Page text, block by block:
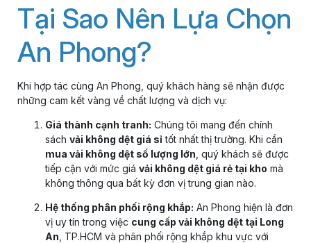
Tại Sao Nên Lựa Chọn
An Phong?
Khi hợp tác cùng An Phong, quý khách hàng sẽ nhận được
những cam kết vàng về chất lượng và dịch vụ:
Giá thành cạnh tranh: Chúng tôi mang đến chính
sách vải không dệt giá sỉ tốt nhất thị trường. Khi cần
mua vải không dệt số lượng lớn , quý khách sẽ được
tiếp cận với mức giá vải không dệt giá rẻ tại kho mà
không thông qua bất kỳ đơn vị trung gian nào.
Hệ thống phân phối rộng khắp: An Phong hiện là đơn
vị uy tín trong việc cung cấp vải không dệt tại Long
An , TP.HCM và phân phối rộng khắp khu vực với